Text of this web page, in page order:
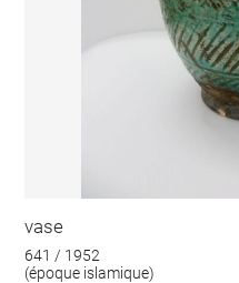
vase
641 / 1952
(époque islamique)